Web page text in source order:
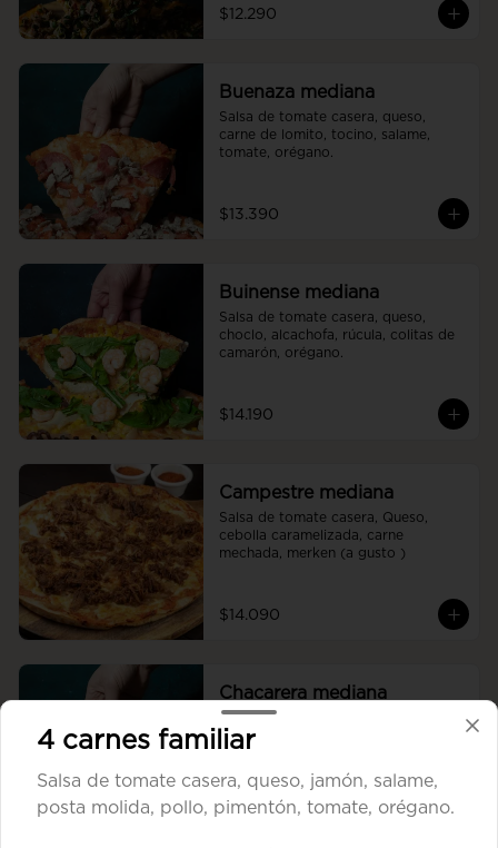
$12.290
Buenaza mediana
Salsa de tomate casera, queso,
carne de lomito, tocino, salame,
tomate, orégano.
$13.390
Buinense mediana
Salsa de tomate casera, queso,
choclo, alcachofa, rúcula, colitas de
camarón, orégano.
$14.190
Campestre mediana
Salsa de tomate casera, Queso,
cebolla caramelizada, carne
mechada, merken (a gusto )
$14.090
Chacarera mediana
Salsa de tomate casera, queso,
porotos verdes, posta molida, ají
oro, tomate.
$13.390
4 carnes familiar
Salsa de tomate casera, queso, jamón, salame,
posta molida, pollo, pimentón, tomate, orégano.